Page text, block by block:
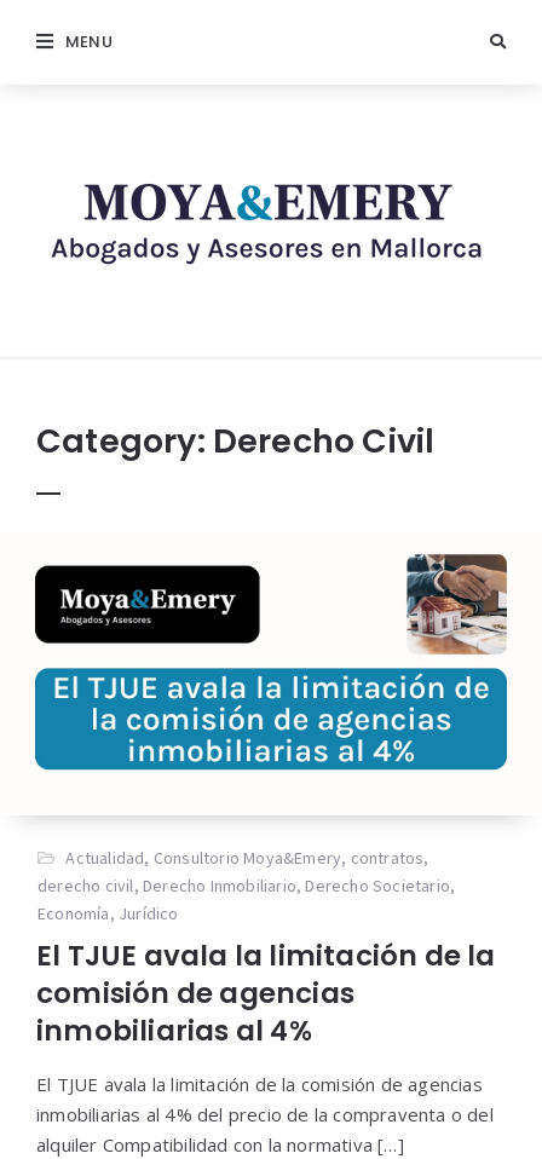
MENU
Category: Derecho Civil
Actualidad, Consultorio Moya&Emery, contratos,
derecho civil, Derecho Inmobiliario, Derecho Societario,
Economía, Jurídico
El TJUE avala la limitación de la
comisión de agencias
inmobiliarias al 4%
El TJUE avala la limitación de la comisión de agencias
inmobiliarias al 4% del precio de la compraventa o del
alquiler Compatibilidad con la normativa […]